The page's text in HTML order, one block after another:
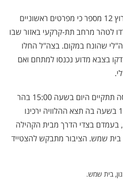
ניר דבורי הכתב הצבאי של ערוץ 12 מספר כי מפרטים ראשוניים
לטהר מרחב תת-קרקעי באזור שבו
שהונח במקום. בצה"ל החלו
בצבא מדוע נכנסו למתחם ואם
הלוויתו של בנימין דסטאו נגוסה תתקיים היום בשעה 15:00 בהר
הרצל בירושלים. בשעה 13:40 בשעה בה תצא ההלוויה ירכינו
בעמדם בצדי הדרך מבית הקהילה
שרת בית שמש. הציבור מתבקש להצטייד
בית שמש.